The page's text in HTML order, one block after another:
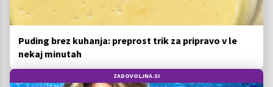
Puding brez kuhanja: preprost trik za pripravo v le
nekaj minutah
ZADOVOLJNA.SI